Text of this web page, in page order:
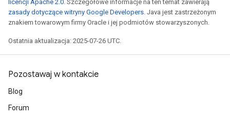
licencji Apache 2.0. Szczegółowe informacje na ten temat zawierają
zasady dotyczące witryny Google Developers. Java jest zastrzeżonym
znakiem towarowym firmy Oracle i jej podmiotów stowarzyszonych.
Ostatnia aktualizacja: 2025-07-26 UTC.
Pozostawaj w kontakcie
Blog
Forum